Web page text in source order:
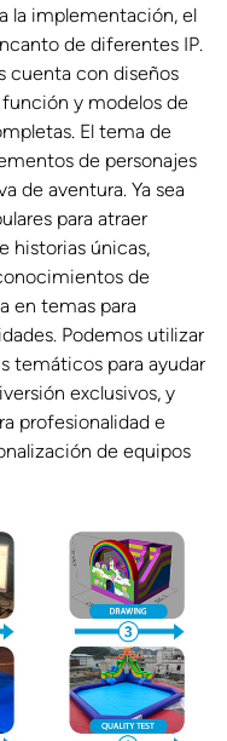
la implementación, el
de diferentes IP.
cuenta con diseños
y modelos de
El tema de
de personajes
de aventura. Ya sea
para atraer
historias únicas,
de
en temas para
Podemos utilizar
temáticos para ayudar
exclusivos, y
profesionalidad e
de equipos